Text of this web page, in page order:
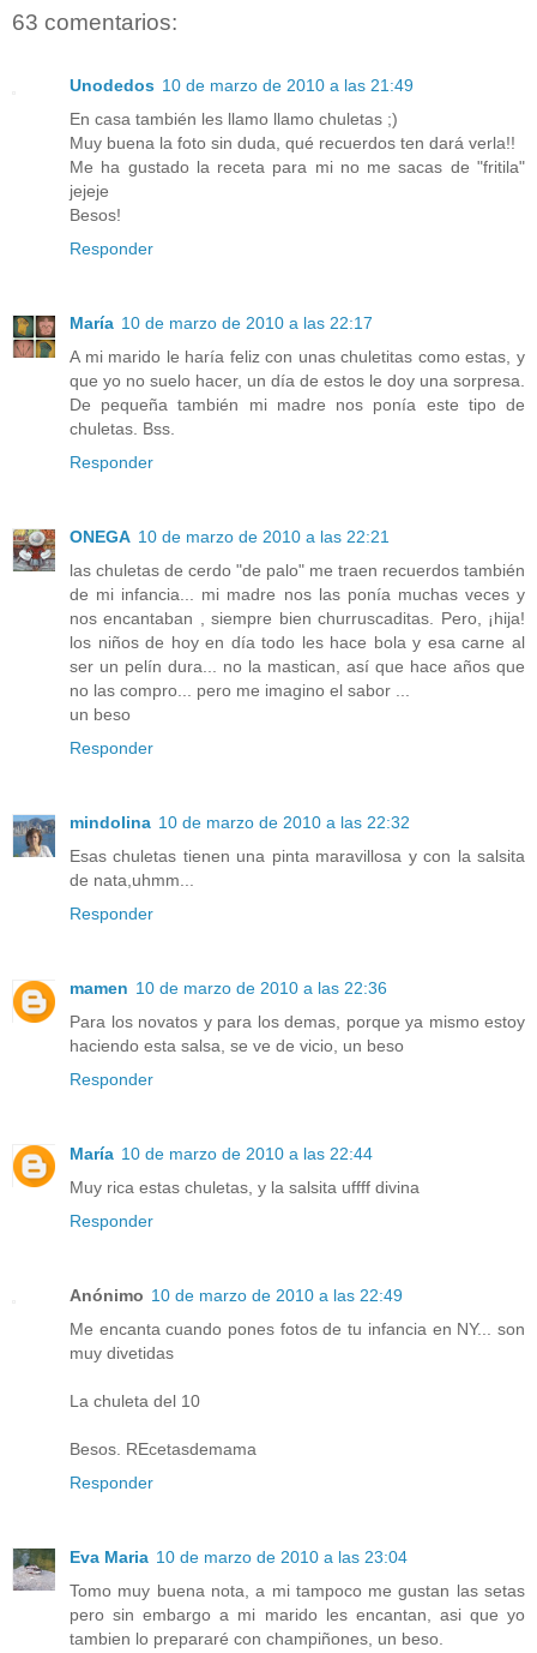
63 comentarios:
Unodedos 10 de marzo de 2010 a las 21:49
En casa también les llamo llamo chuletas ;)
Muy buena la foto sin duda, qué recuerdos ten dará verla!!
Me ha gustado la receta para mi no me sacas de "fritila"
jejeje
Besos!
Responder
María 10 de marzo de 2010 a las 22:17
A mi marido le haría feliz con unas chuletitas como estas, y
que yo no suelo hacer, un día de estos le doy una sorpresa.
De pequeña también mi madre nos ponía este tipo de
chuletas. Bss.
Responder
ONEGA 10 de marzo de 2010 a las 22:21
las chuletas de cerdo "de palo" me traen recuerdos también
de mi infancia... mi madre nos las ponía muchas veces y
nos encantaban , siempre bien churruscaditas. Pero, ¡hija!
los niños de hoy en día todo les hace bola y esa carne al
ser un pelín dura... no la mastican, así que hace años que
no las compro... pero me imagino el sabor ...
un beso
Responder
mindolina 10 de marzo de 2010 a las 22:32
Esas chuletas tienen una pinta maravillosa y con la salsita
de nata,uhmm...
Responder
mamen 10 de marzo de 2010 a las 22:36
Para los novatos y para los demas, porque ya mismo estoy
haciendo esta salsa, se ve de vicio, un beso
Responder
María 10 de marzo de 2010 a las 22:44
Muy rica estas chuletas, y la salsita uffff divina
Responder
Anónimo 10 de marzo de 2010 a las 22:49
Me encanta cuando pones fotos de tu infancia en NY... son
muy divetidas
La chuleta del 10
Besos. REcetasdemama
Responder
Eva Maria 10 de marzo de 2010 a las 23:04
Tomo muy buena nota, a mi tampoco me gustan las setas
pero sin embargo a mi marido les encantan, asi que yo
tambien lo prepararé con champiñones, un beso.